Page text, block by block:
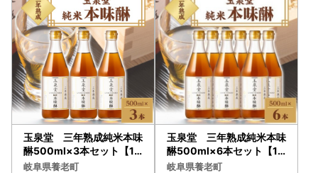
玉泉堂 三年熟成純米本味
醂500ml×3本セット【14
15925】
岐阜県養老町
玉泉堂 三年熟成純米本味
醂500ml×6本セット【17
45745】
岐阜県養老町